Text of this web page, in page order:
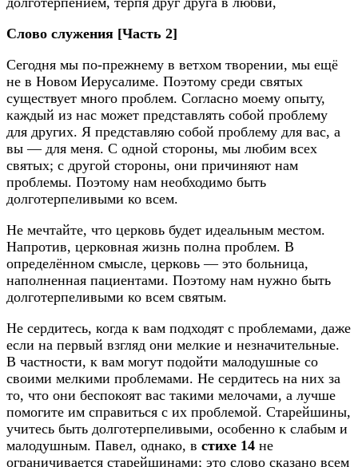
Слово служения [Часть 2]
Сегодня мы по-прежнему в ветхом творении, мы ещё
не в Новом Иерусалиме. Поэтому среди святых
существует много проблем. Согласно моему опыту,
каждый из нас может представлять собой проблему
для других. Я представляю собой проблему для вас, а
вы — для меня. С одной стороны, мы любим всех
святых; с другой стороны, они причиняют нам
проблемы. Поэтому нам необходимо быть
долготерпеливыми ко всем.
Не мечтайте, что церковь будет идеальным местом.
Напротив, церковная жизнь полна проблем. В
определённом смысле, церковь — это больница,
наполненная пациентами. Поэтому нам нужно быть
долготерпеливыми ко всем святым.
Не сердитесь, когда к вам подходят с проблемами, даже
если на первый взгляд они мелкие и незначительные.
В частности, к вам могут подойти малодушные со
своими мелкими проблемами. Не сердитесь на них за
то, что они беспокоят вас такими мелочами, а лучше
помогите им справиться с их проблемой. Старейшины,
учитесь быть долготерпеливыми, особенно к слабым и
малодушным. Павел, однако, в стихе 14 не
ограничивается старейшинами; это слово сказано всем